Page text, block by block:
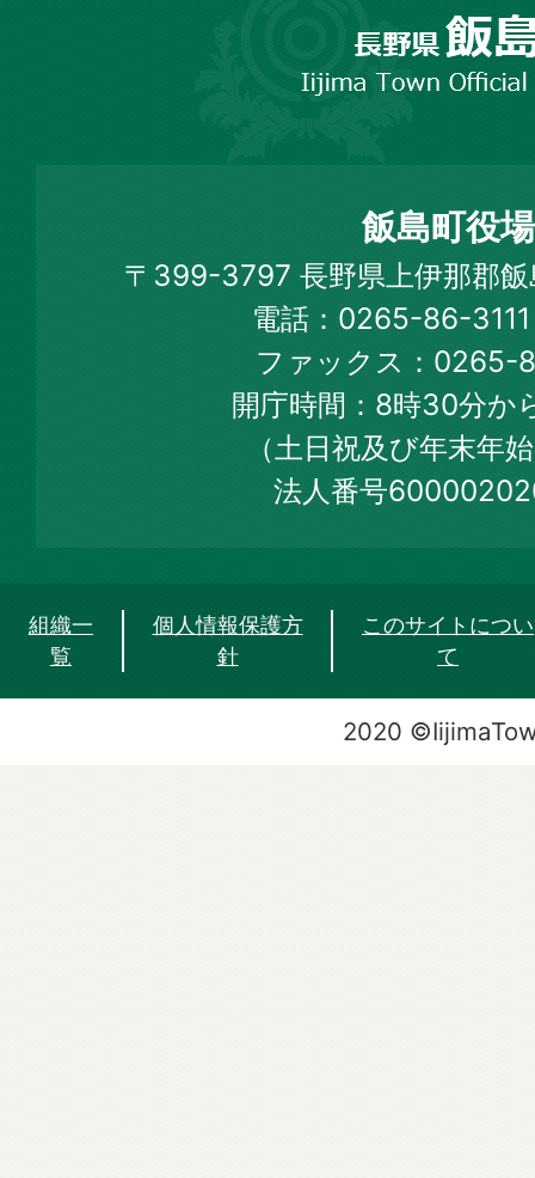
Town
Official
Web
Site
飯島町役場
〒399-3797 長野県上伊那郡
電話：0265-86-
ファックス：0265-
開庁時間：8時30分か
（土日祝及び年末年
法人番号
組織一
覧
個人情報保護方
針
このサイトについ
て
2020